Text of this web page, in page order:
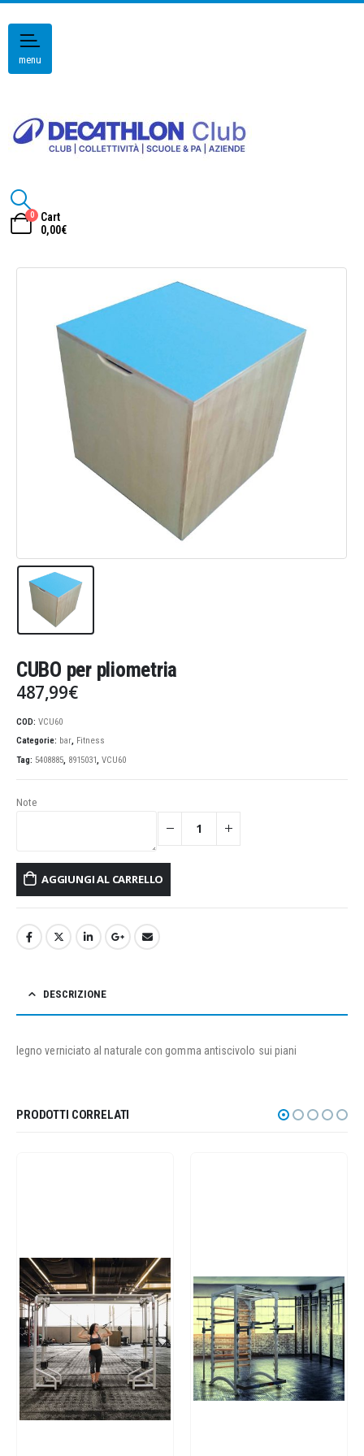
menu
0
Cart
0,00€
CUBO per pliometria
487,99€
COD: VCU60
Categorie: bar, Fitness
Tag: 5408885, 8915031, VCU60
Note
AGGIUNGI AL CARRELLO
DESCRIZIONE
legno verniciato al naturale con gomma antiscivolo sui piani
PRODOTTI CORRELATI